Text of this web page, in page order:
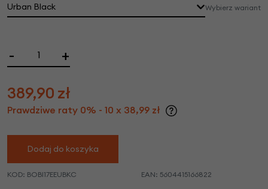
Urban Black Wybierz wariant
- +
389,90 zł
Prawdziwe raty 0% - 10 x 38,99 zł
Dodaj do koszyka
KOD: BOBI17EEUBKC EAN: 5604415166822